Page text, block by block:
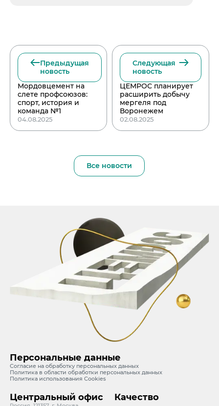
Предыдущая
новость
Мордовцемент на
слете профсоюзов:
спорт, история и
команда №1
04.08.2025
Следующая
новость
ЦЕМРОС планирует
расширить добычу
мергеля под
Воронежем
02.08.2025
Все новости
Персональные данные
Согласие на обработку персональных данных
Политика в области обработки персональных данных
Политика использования Cookies
Центральный офис
Качество